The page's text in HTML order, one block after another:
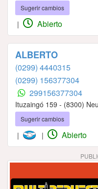
Sugerir cambios
| Abierto
ALBERTO
(0299) 4440315
(0299) 156377304
299156377304
Ituzaingó 159 - (8300)
Sugerir cambios
| | Abierto